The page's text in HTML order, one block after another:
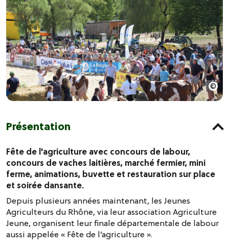
Présentation
Fête de l'agriculture avec concours de labour,
concours de vaches laitières, marché fermier, mini
ferme, animations, buvette et restauration sur place
et soirée dansante.
Depuis plusieurs années maintenant, les Jeunes
Agriculteurs du Rhône, via leur association Agriculture
Jeune, organisent leur finale départementale de labour
aussi appelée « Fête de l’agriculture ».